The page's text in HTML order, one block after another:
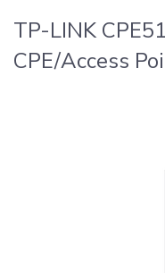
TP-LINK
CPE/Access